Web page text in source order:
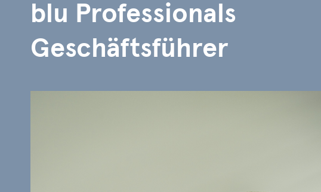
blu Professionals
Geschäftsführer